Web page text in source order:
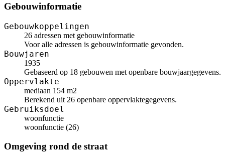
Gebouwinformatie
Gebouwkoppelingen
26 adressen met gebouwinformatie
Voor alle adressen is gebouwinformatie gevonden.
Bouwjaren
1935
Gebaseerd op 18 gebouwen met openbare bouwjaargegevens.
Oppervlakte
mediaan 154 m2
Berekend uit 26 openbare oppervlaktegegevens.
Gebruiksdoel
woonfunctie
woonfunctie (26)
Omgeving rond de straat